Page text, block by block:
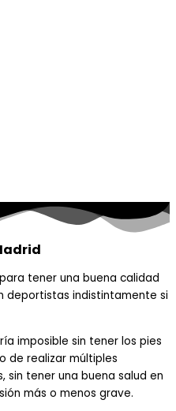
tener una buena calidad
deportistas indistintamente si
imposible sin tener los pies
de realizar múltiples
sin tener una buena salud en
más o menos grave.